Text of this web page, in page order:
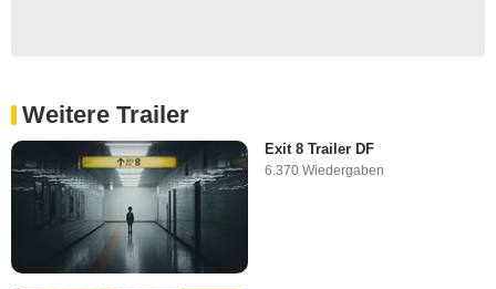
Weitere Trailer
Exit 8 Trailer DF
6.370 Wiedergaben